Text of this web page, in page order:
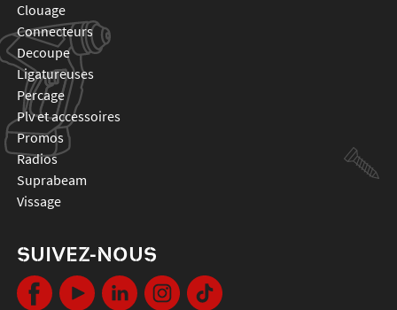
clouage
connecteurs
decoupe
ligatureuses
percage
plv et accessoires
promos
radios
suprabeam
vissage
SUIVEZ-NOUS